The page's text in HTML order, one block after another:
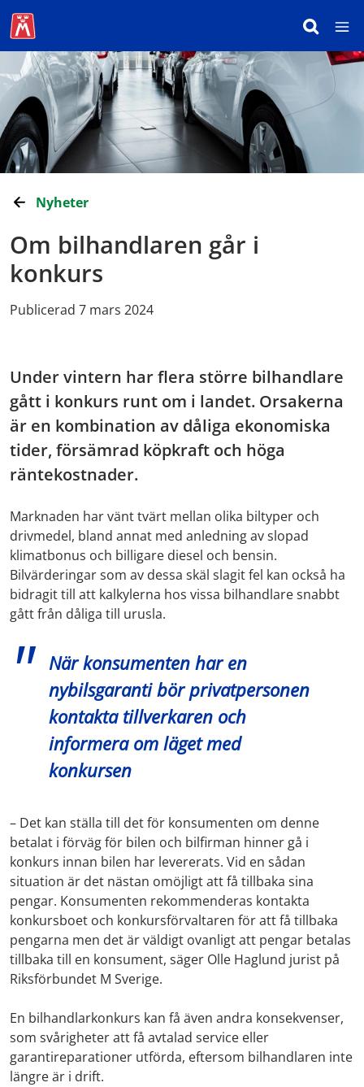
Nyheter
Om bilhandlaren går i
konkurs
Publicerad 7 mars 2024
Under vintern har flera större bilhandlare
gått i konkurs runt om i landet. Orsakerna
är en kombination av dåliga ekonomiska
tider, försämrad köpkraft och höga
räntekostnader.
Marknaden har vänt tvärt mellan olika biltyper och
drivmedel, bland annat med anledning av slopad
klimatbonus och billigare diesel och bensin.
Bilvärderingar som av dessa skäl slagit fel kan också ha
bidragit till att kalkylerna hos vissa bilhandlare snabbt
gått från dåliga till urusla.
När konsumenten har en
nybilsgaranti bör privatpersonen
kontakta tillverkaren och
informera om läget med
konkursen
– Det kan ställa till det för konsumenten om denne
betalat i förväg för bilen och bilfirman hinner gå i
konkurs innan bilen har levererats. Vid en sådan
situation är det nästan omöjligt att få tillbaka sina
pengar. Konsumenten rekommenderas kontakta
konkursboet och konkursförvaltaren för att få tillbaka
pengarna men det är väldigt ovanligt att pengar betalas
tillbaka till en konsument, säger Olle Haglund jurist på
Riksförbundet M Sverige.
En bilhandlarkonkurs kan få även andra konsekvenser,
som svårigheter att få avtalad service eller
garantireparationer utförda, eftersom bilhandlaren inte
längre är i drift.